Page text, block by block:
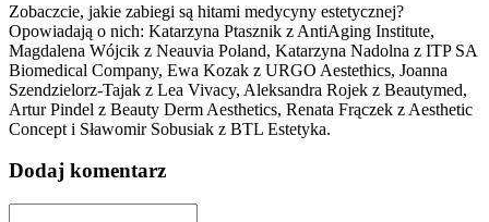
Zobaczcie, jakie zabiegi są hitami medycyny estetycznej?
Opowiadają o nich: Katarzyna Ptasznik z AntiAging Institute,
Magdalena Wójcik z Neauvia Poland, Katarzyna Nadolna z ITP SA
Biomedical Company, Ewa Kozak z URGO Aestethics, Joanna
Szendzielorz-Tajak z Lea Vivacy, Aleksandra Rojek z Beautymed,
Artur Pindel z Beauty Derm Aesthetics, Renata Frączek z Aesthetic
Concept i Sławomir Sobusiak z BTL Estetyka.
Dodaj komentarz